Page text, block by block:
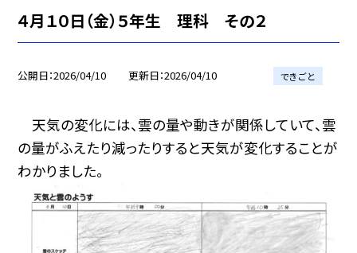
４月１０日（金）５年生 理科 その２
公開日 2026/04/10 更新日 2026/04/10 できごと
天気の変化には、雲の量や動きが関係していて、雲
の量がふえたり減ったりすると天気が変化することが
わかりました。